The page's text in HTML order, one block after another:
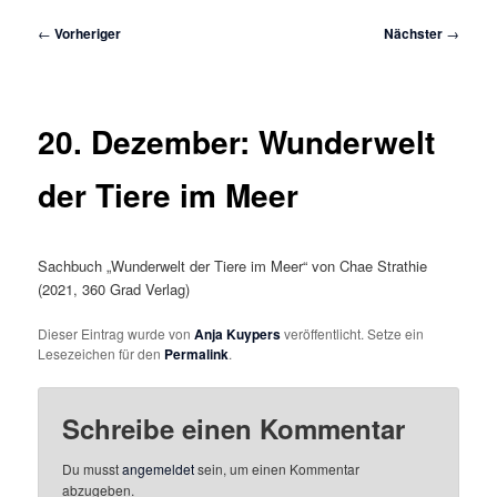
Beitragsnavigation
← Vorheriger Nächster →
20. Dezember: Wunderwelt
der Tiere im Meer
Sachbuch „Wunderwelt der Tiere im Meer“ von Chae Strathie
(2021, 360 Grad Verlag)
Dieser Eintrag wurde vonAnja Kuypersveröffentlicht. Setze ein
Lesezeichen für den Permalink.
Schreibe einen Kommentar
Du musstangemeldetsein, um einen Kommentar
abzugeben.